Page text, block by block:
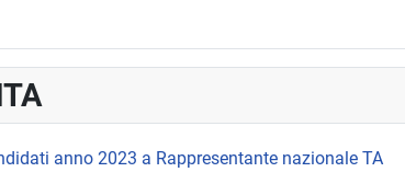
anno 2023 a Rappresentante nazionale TA